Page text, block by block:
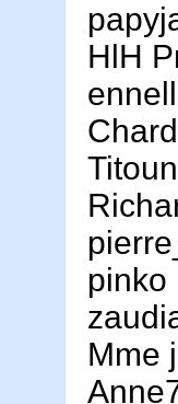
HlH
pinko
Mme